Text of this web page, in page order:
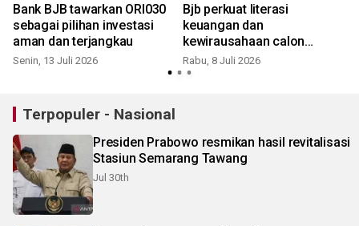
Bank BJB tawarkan ORI030
sebagai pilihan investasi
aman dan terjangkau
Senin, 13 Juli 2026
Bjb perkuat literasi
keuangan dan
kewirausahaan calon
pensiunan Kemenag
Rabu, 8 Juli 2026
Terpopuler - Nasional
Presiden Prabowo resmikan hasil revitalisasi
Stasiun Semarang Tawang
Jul 30th